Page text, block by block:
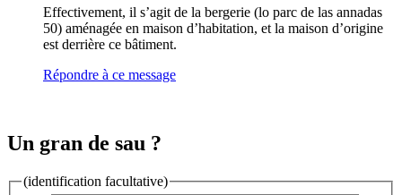
Effectivement, il s’agit de la bergerie (lo parc de las annadas
50) aménagée en maison d’habitation, et la maison d’origine
est derrière ce bâtiment.
Répondre à ce message
Un gran de sau ?
(identification facultative)